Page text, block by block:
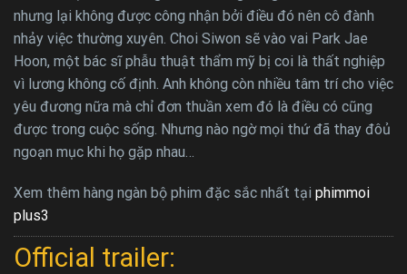
nhưng lại không được công nhận bởi điều đó nên cô đành
nhảy việc thường xuyên. Choi Siwon sẽ vào vai Park Jae
Hoon, một bác sĩ phẫu thuật thẩm mỹ bị coi là thất nghiệp
vì lương không cố định. Anh không còn nhiều tâm trí cho việc
yêu đương nữa mà chỉ đơn thuần xem đó là điều có cũng
được trong cuộc sống. Nhưng nào ngờ mọi thứ đã thay đôủ
ngoạn mục khi họ gặp nhau…
Xem thêm hàng ngàn bộ phim đặc sắc nhất tại phimmoi
plus3
Official trailer: